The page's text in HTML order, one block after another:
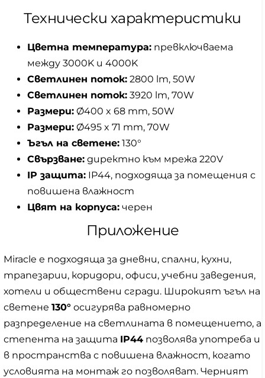
Технически характеристики
Цветна температура: превключваема
между 3000K и 4000K
Светлинен поток: 2800 lm, 50W
Светлинен поток: 3920 lm, 70W
Размери: Ø400 x 68 mm, 50W
Размери: Ø495 x 71 mm, 70W
Ъгъл на светене: 130°
Свързване: директно към мрежа 220V
IP защита: IP44, подходяща за помещения с
повишена влажност
Цвят на корпуса: черен
Приложение
Miracle е подходяща за дневни, спални, кухни,
трапезарии, коридори, офиси, учебни заведения,
хотели и обществени сгради. Широкият ъгъл на
светене 130° осигурява равномерно
разпределение на светлината в помещението, а
степента на защита IP44 позволява употреба и
в пространства с повишена влажност, когато
условията на монтаж го позволяват. Черният